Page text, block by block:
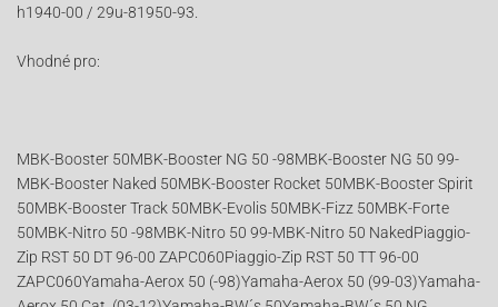
h1940-00 / 29u-81950-93.
Vhodné pro:
MBK-Booster 50MBK-Booster NG 50 -98MBK-Booster NG 50 99-
MBK-Booster Naked 50MBK-Booster Rocket 50MBK-Booster Spirit
50MBK-Booster Track 50MBK-Evolis 50MBK-Fizz 50MBK-Forte
50MBK-Nitro 50 -98MBK-Nitro 50 99-MBK-Nitro 50 NakedPiaggio-
Zip RST 50 DT 96-00 ZAPC060Piaggio-Zip RST 50 TT 96-00
ZAPC060Yamaha-Aerox 50 (-98)Yamaha-Aerox 50 (99-03)Yamaha-